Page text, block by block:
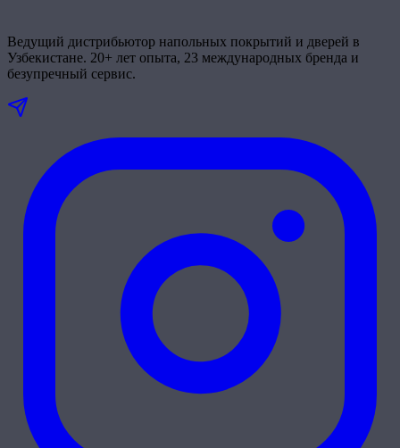
Ведущий дистрибьютор напольных покрытий и дверей в
Узбекистане. 20+ лет опыта, 23 международных бренда и
безупречный сервис.